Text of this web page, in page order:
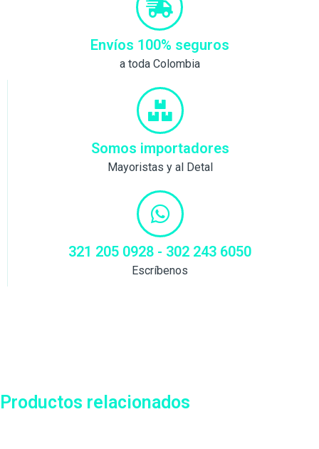
Envíos 100% seguros
a toda Colombia
Somos importadores
Mayoristas y al Detal
321 205 0928 - 302 243 6050
Escríbenos
Productos relacionados